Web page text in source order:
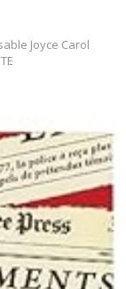
Joyce Carol